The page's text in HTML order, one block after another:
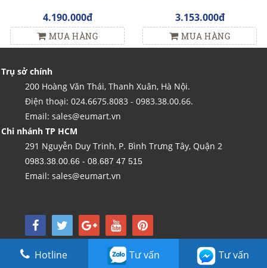
4.190.000đ
MUA HÀNG
3.153.000đ
MUA HÀNG
Trụ sở chính
200 Hoàng Văn Thái, Thanh Xuân, Hà Nội.
Điện thoại: 024.6675.8083 - 0983.38.00.66.
Email: sales@eumart.vn
Chi nhánh TP HCM
291 Nguyễn Duy Trinh, P. Bình Trưng Tây, Quận 2
0983.38.00.66 - 08.687 47 515
Email: sales@eumart.vn
Hotline Tư vấn Tư vấn
Copyright by Kim Tín LTD - Được vận hành bởi Công ty TNHH Thương mại và nội
thất Kim Tín